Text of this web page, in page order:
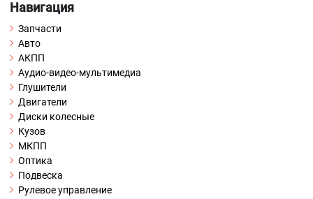
Навигация
Запчасти
Авто
АКПП
Аудио-видео-мультимедиа
Глушители
Двигатели
Диски колесные
Кузов
МКПП
Оптика
Подвеска
Рулевое управление